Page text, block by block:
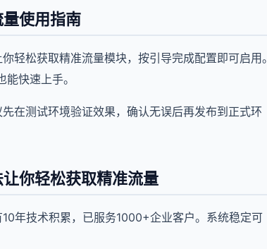
使用指南
轻松获取精准流量模块，按引导完成配置即可启用。
快速上手。
在测试环境验证效果，确认无误后再发布到正式环
你轻松获取精准流量
年技术积累，已服务1000+企业客户。系统稳定可